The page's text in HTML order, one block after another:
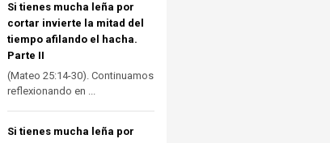
Si tienes mucha leña por
cortar invierte la mitad del
tiempo afilando el hacha.
Parte II
(Mateo 25:14-30). Continuamos
reflexionando en ...
Si tienes mucha leña por